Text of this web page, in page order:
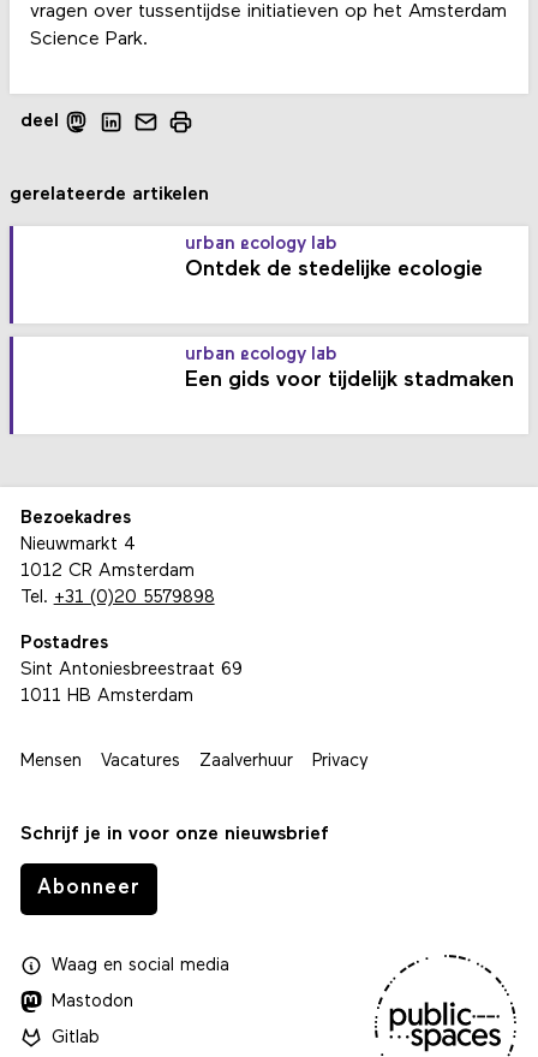
vragen over tussentijdse initiatieven op het Amsterdam
Science Park.
deel
gerelateerde artikelen
urban ecology lab
Ontdek de stedelijke ecologie
urban ecology lab
Een gids voor tijdelijk stadmaken
Bezoekadres
Nieuwmarkt 4
1012 CR Amsterdam
Tel. +31 (0)20 5579898
Postadres
Sint Antoniesbreestraat 69
1011 HB Amsterdam
Mensen Vacatures Zaalverhuur Privacy
Schrijf je in voor onze nieuwsbrief
Abonneer
Waagen social media
Mastodon
Gitlab